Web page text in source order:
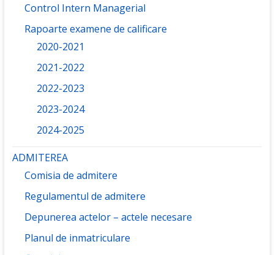
Control Intern Managerial
Rapoarte examene de calificare
2020-2021
2021-2022
2022-2023
2023-2024
2024-2025
ADMITEREA
Comisia de admitere
Regulamentul de admitere
Depunerea actelor – actele necesare
Planul de inmatriculare